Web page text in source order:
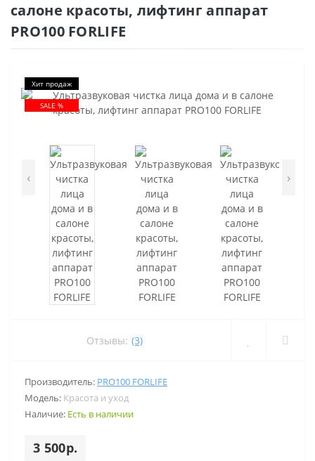
салоне красоты, лифтинг аппарат
PRO100 FORLIFE
Хит продаж
SALE %
‹ ›
Отзывы: (3)
Производитель: PRO100 FORLIFE
Модель: Красота и уход
Наличие: Есть в наличии
3 500р.